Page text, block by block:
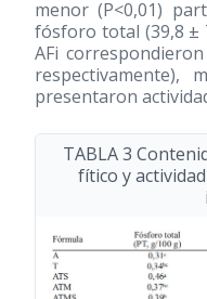
menor (P<0,01)
fósforo total (39,8 ±
AFi
respectivamente),
presentaron
TABLA 3
fítico y